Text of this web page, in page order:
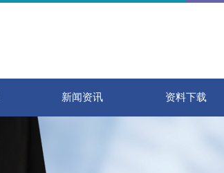
新闻资讯 资料下载